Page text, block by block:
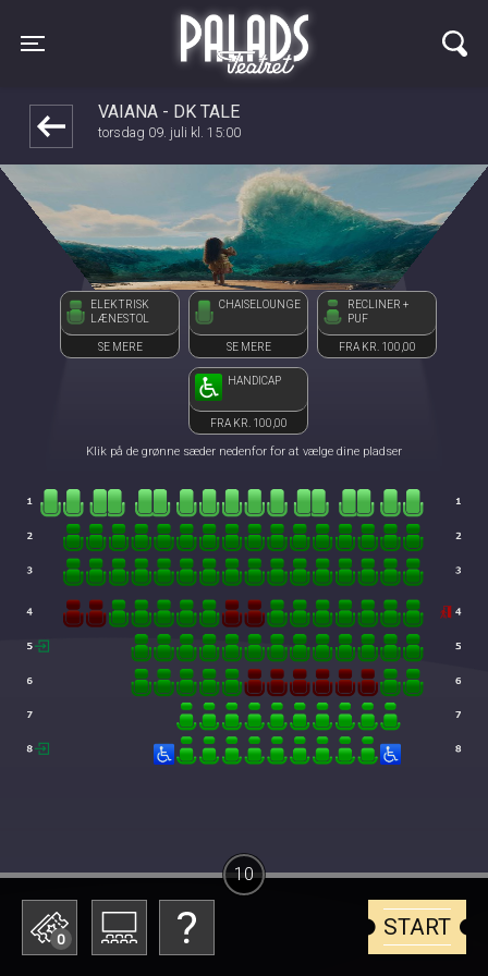
Toggle navigation
Palads Teatret
VAIANA - DK TALE
torsdag 09. juli kl. 15:00
ELEKTRISK
LÆNESTOL
SE MERE
CHAISELOUNGE
SE MERE
RECLINER +
PUF
FRA KR. 100,00
HANDICAP
FRA KR. 100,00
Klik på de grønne sæder nedenfor for at vælge dine pladser
0 START
10
front05-temp 062924